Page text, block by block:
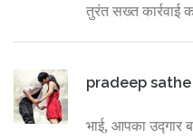
तुरंत सख्त कार्रवाई
pradeep sathe
भाई, आपका उद्गार